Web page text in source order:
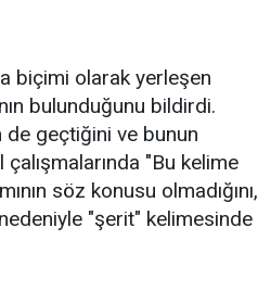
biçimi olarak yerleşen
bulunduğunu bildirdi.
de geçtiğini ve bunun
"Bu kelime
söz konusu olmadığını,
"şerit" kelimesinde